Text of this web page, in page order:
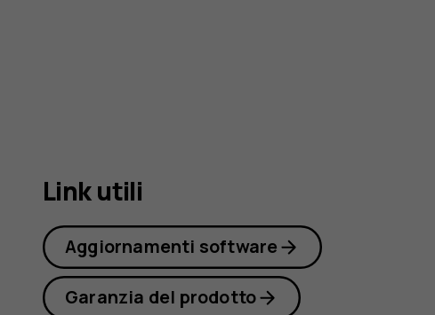
Link utili
Aggiornamenti software
Garanzia del prodotto